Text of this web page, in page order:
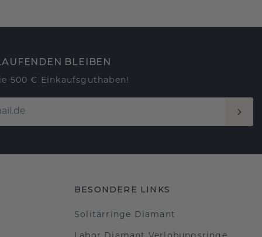
BLEIBEN
500 € Einkaufsguthaben!
BESONDERE LINKS
Solitärringe Diamant